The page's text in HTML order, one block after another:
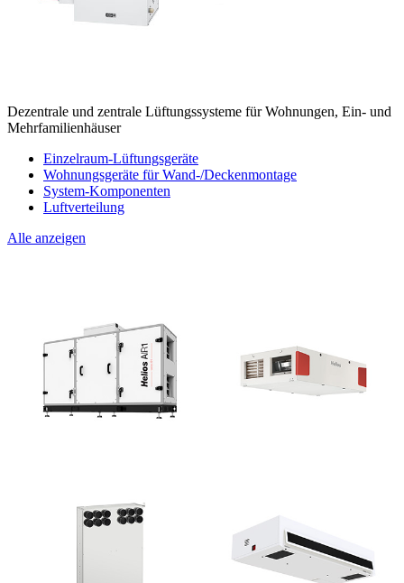
Dezentrale und zentrale Lüftungssysteme für Wohnungen, Ein- und
Mehrfamilienhäuser
Einzelraum-Lüftungsgeräte
Wohnungsgeräte für Wand-/Deckenmontage
System-Komponenten
Luftverteilung
Alle anzeigen